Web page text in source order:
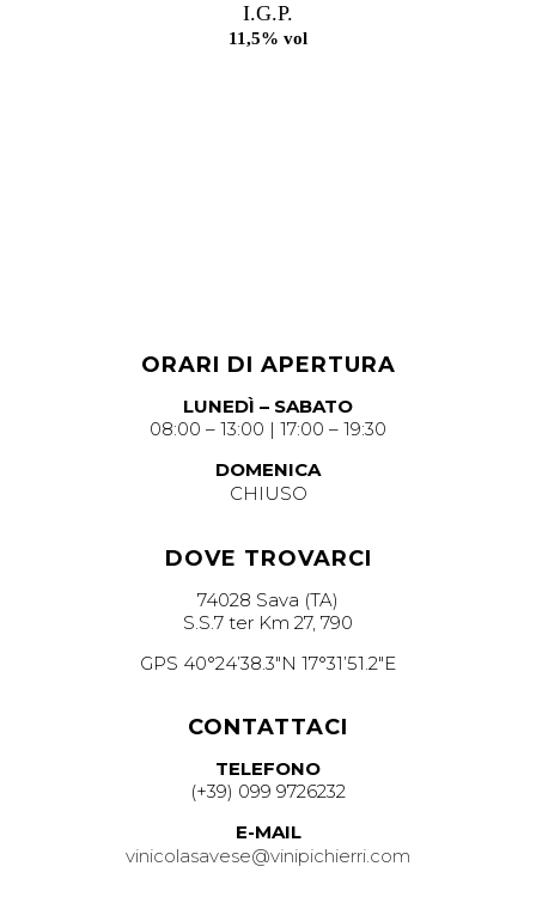
I.G.P.
11,5% vol
ORARI DI APERTURA
LUNEDÌ – SABATO
08:00 – 13:00 | 17:00 – 19:30
DOMENICA
CHIUSO
DOVE TROVARCI
74028 Sava (TA)
S.S.7 ter Km 27, 790
GPS 40°24’38.3″N 17°31’51.2″E
CONTATTACI
TELEFONO
(+39) 099 9726232
E-MAIL
vinicolasavese@vinipichierri.com